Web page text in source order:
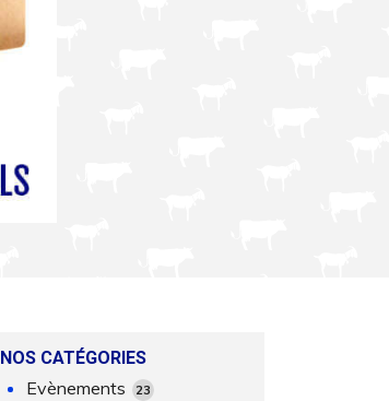
NOS CATÉGORIES
Evènements 23